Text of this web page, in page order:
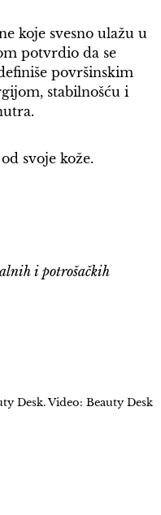
koje svesno ulažu u
potvrdio da se
površinskim
stabilnošću i
svoje kože.
i potrošačkih
Desk. Video: Beauty Desk